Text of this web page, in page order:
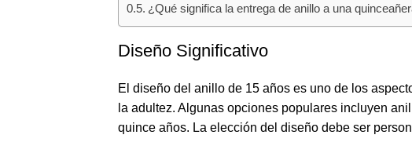
¿Qué significa la entrega de anillo a una
Diseño Significativo
El diseño del anillo de 15 años es uno de los
la adultez. Algunas opciones populares incluyen
quince años. La elección del diseño debe ser